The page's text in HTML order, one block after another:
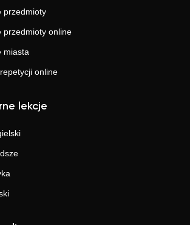
przedmioty
przedmioty online
miasta
online
lekcje